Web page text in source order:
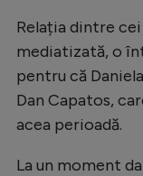
Relația dintre
mediatizată, o
pentru că
Dan Capatos,
acea perioadă.
La un moment